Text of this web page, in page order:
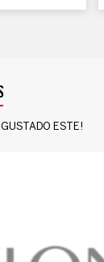
ESTE!